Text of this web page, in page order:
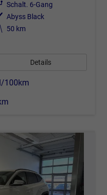
Getriebe Schalt. 6-Gang
Abyss Black
Kilometerstand
50 km
Details
100km